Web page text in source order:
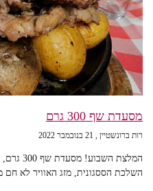
מסעדת שף 300 גרם
רות ברונשטיין 21 בנובמבר 2022
המלצת
השלכת הססגונית, מזג האוויר לא חם